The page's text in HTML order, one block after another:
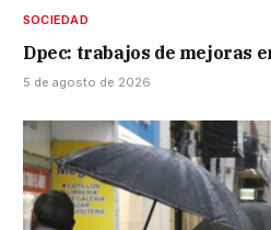
SOCIEDAD
Dpec: trabajos de mejoras
5 de agosto de 2026